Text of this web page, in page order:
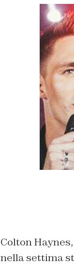
Colton
nella settima